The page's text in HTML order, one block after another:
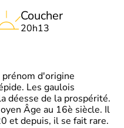
Coucher
20h13
prénom d'origine
Les gaulois
déesse de la prospérité.
Âge au 16è siècle. Il
et depuis, il se fait rare.